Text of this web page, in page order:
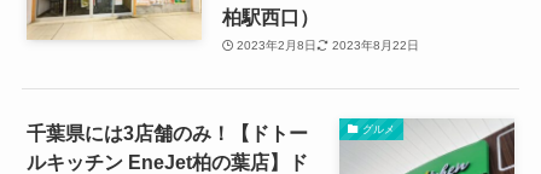
柏駅西口）
2023年2月8日 2023年8月22日
グルメ
千葉県には3店舗のみ！【ドトー
ルキッチン EneJet柏の葉店】ド